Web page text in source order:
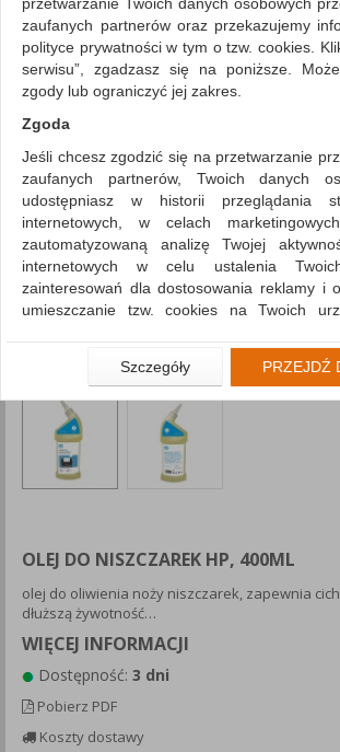
OLEJ DO NISZCZAREK HP, 400ML
olej do oliwienia noży niszczarek, zapewnia
dłuższą żywotność…
WIĘCEJ INFORMACJI
Dostępność: 3 dni
Pobierz PDF
Koszty dostawy
zaufanych partnerów oraz przekazujemy
polityce prywatności w tym o tzw. cookies.
serwisu”, zgadzasz się na poniższe.
zgody lub ograniczyć jej zakres.
Zgoda
Jeśli chcesz zgodzić się na przetwarzanie
zaufanych partnerów, Twoich danych
udostępniasz w historii przeglądania
internetowych, w celach
zautomatyzowaną analizę Twojej
internetowych w celu ustalenia
zainteresowań dla dostosowania reklamy i
umieszczanie tzw. cookies na Twoich
Jeśli nie chcesz wyrazić zgody lub
„Szczegóły”, gdzie znajdziesz wszelkie
zrobić . Te same informacje znajdziesz
naszą polityką prywatności obowiązującą od
W przypadku użytkowników
prawidłową realizację Umowy z Państwem
wyświetlenie Państwu prawidłowych
czy cenach indywidualnych, ważna jest
zgoda której udzieliliście podczas zakładania
Każda Państwa zgoda jest dobrowolna i
momencie wycofać.
Polityka prywatności (rozwiń)
Klauzula Informacyjna (rozwiń)
Lista Zaufanych Partnerów (rozwiń)
Szczegóły PRZEJDŹ